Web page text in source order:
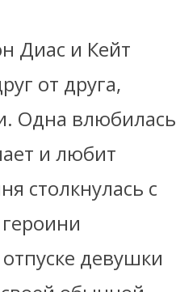
Диас и Кейт
от друга,
Одна влюбилась
и любит
столкнулась с
девушки